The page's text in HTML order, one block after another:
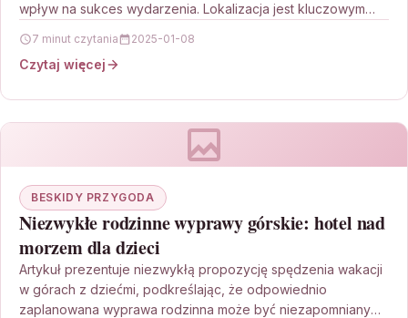
wpływ na sukces wydarzenia. Lokalizacja jest kluczowym
7 minut czytania 2025-01-08
Czytaj więcej
BESKIDY PRZYGODA
Niezwykłe rodzinne wyprawy górskie: hotel nad
morzem dla dzieci
Artykuł prezentuje niezwykłą propozycję spędzenia wakacji
w górach z dziećmi, podkreślając, że odpowiednio
zaplanowana wyprawa rodzinna może być niezapomnianym